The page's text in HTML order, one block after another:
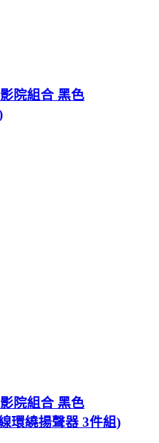
院組合 黑色
院組合 黑色
環繞揚聲器 3件組)